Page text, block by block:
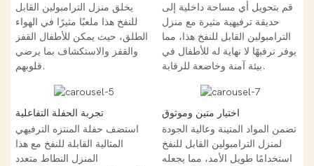
يخلق منزل الترامبولين القابل
للنفخ هذا ملعبًا مثيرًا في الهواء
الطلق، حيث يمكن للأطفال القفز
والقفز والاستكشاف بما يرضي
قلوبهم.
قم بتحويل أي مساحة داخلية إلى
حديقة ترفيهية مثيرة مع منزل
الترامبولين القابل للنفخ هذا، مما
يوفر ترفيهًا لا نهاية له للأطفال في
بيئة آمنة وخاضعة للرقابة.
تجربة الحفلة التفاعلية
استضف حفلة المنتزه الترفيهي
المثالية القابلة للنفخ مع هذا
المنزل النطاط متعدد
اختيار متين وموثوق
تضمن المواد المتينة وعالية الجودة
لمنزل الترامبولين القابل للنفخ
استخدامًا طويل الأمد، مما يجعله